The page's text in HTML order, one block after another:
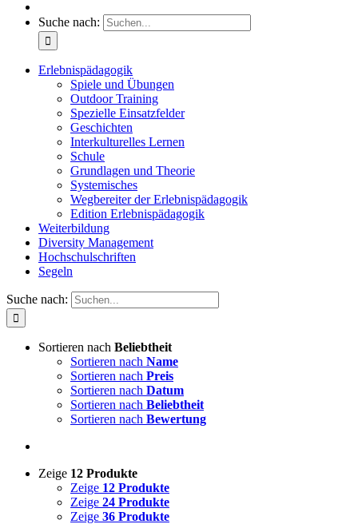
Suche nach:
Erlebnispädagogik
Spiele und Übungen
Outdoor Training
Spezielle Einsatzfelder
Geschichten
Interkulturelles Lernen
Schule
Grundlagen und Theorie
Systemisches
Wegbereiter der Erlebnispädagogik
Edition Erlebnispädagogik
Weiterbildung
Diversity Management
Hochschulschriften
Segeln
Suche nach:
Sortieren nach Beliebtheit
Sortieren nach Name
Sortieren nach Preis
Sortieren nach Datum
Sortieren nach Beliebtheit
Sortieren nach Bewertung
Zeige 12 Produkte
Zeige 12 Produkte
Zeige 24 Produkte
Zeige 36 Produkte